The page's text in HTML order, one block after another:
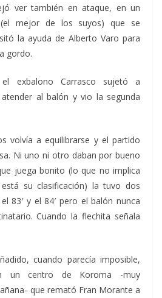
ver también en ataque, en un
mejor de los suyos) que se
la ayuda de Alberto Varo para
gordo.
exbalono Carrasco sujetó a
al balón y vio la segunda
volvía a equilibrarse y el partido
Ni uno ni otro daban por bueno
juega bonito (lo que no implica
su clasificación) la tuvo dos
83′ y el 84′ pero el balón nunca
Cuando la flechita señala
cuando parecía imposible,
un centro de Koroma -muy
que remató Fran Morante a